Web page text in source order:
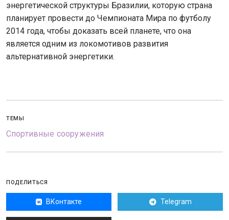
энергетической структуры Бразилии, которую страна
планирует провести до Чемпионата Мира по футболу
2014 года, чтобы доказать всей планете, что она
является одним из локомотивов развития
альтернативной энергетики.
ТЕМЫ
Спортивные сооружения
ПОДЕЛИТЬСЯ
ВКонтакте Telegram